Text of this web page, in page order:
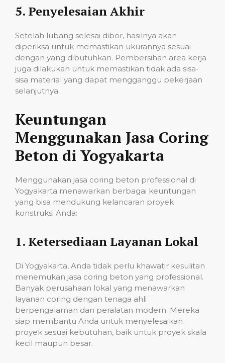
5. Penyelesaian Akhir
Setelah lubang selesai dibor, hasilnya akan
diperiksa untuk memastikan ukurannya sesuai
dengan yang dibutuhkan. Pembersihan area kerja
juga dilakukan untuk memastikan tidak ada sisa-
sisa material yang dapat mengganggu pekerjaan
selanjutnya.
Keuntungan
Menggunakan Jasa Coring
Beton di Yogyakarta
Menggunakan jasa coring beton professional di
Yogyakarta menawarkan berbagai keuntungan
yang bisa mendukung kelancaran proyek
konstruksi Anda:
1. Ketersediaan Layanan Lokal
Di Yogyakarta, Anda tidak perlu khawatir kesulitan
menemukan jasa coring beton yang professional.
Banyak perusahaan lokal yang menawarkan
layanan coring dengan tenaga ahli
berpengalaman dan peralatan modern. Mereka
siap membantu Anda untuk menyelesaikan
proyek sesuai kebutuhan, baik untuk proyek skala
kecil maupun besar.